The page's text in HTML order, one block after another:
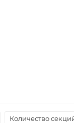
Количество